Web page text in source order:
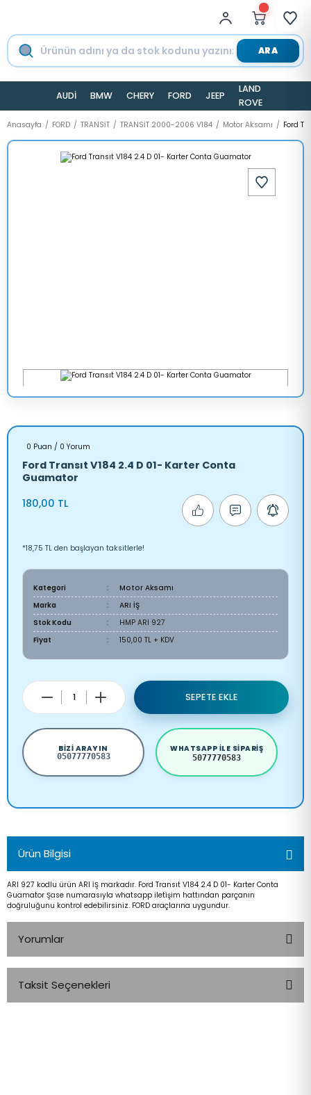
ARA
AUDİ BMW CHERY FORD JEEP
LAND
ROVER
Anasayfa FORD TRANSİT TRANSİT 2000-2006 V184 Motor Aksamı Ford
0 Puan / 0 Yorum
Ford Transıt V184 2.4 D 01- Karter Conta
Guamator
180,00 TL
*18,75 TL den başlayan taksitlerle!
Kategori
Motor Aksamı
Marka
ARI İŞ
Stok Kodu
HMP ARI 927
Fiyat
150,00 TL + KDV
SEPETE EKLE
BIZI ARAYIN
05077770583
WHATSAPP ILE SIPARIŞ
5077770583
Ürün Bilgisi
ARI 927 kodlu ürün ARI İŞ markadır. Ford Transıt V184 2.4 D 01- Karter Conta
Guamator Şase numarasıyla whatsapp iletişim hattından parçanın
doğruluğunu kontrol edebilirsiniz. FORD araçlarına uygundur.
Yorumlar
Taksit Seçenekleri